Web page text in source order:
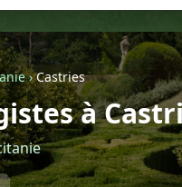
Géolocalisez-moi
Retour à la liste
CGU- Confidentialité - Service
›Castries
à